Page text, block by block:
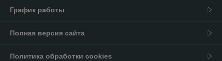
График работы
Полная версия сайта
Политика обработки cookies